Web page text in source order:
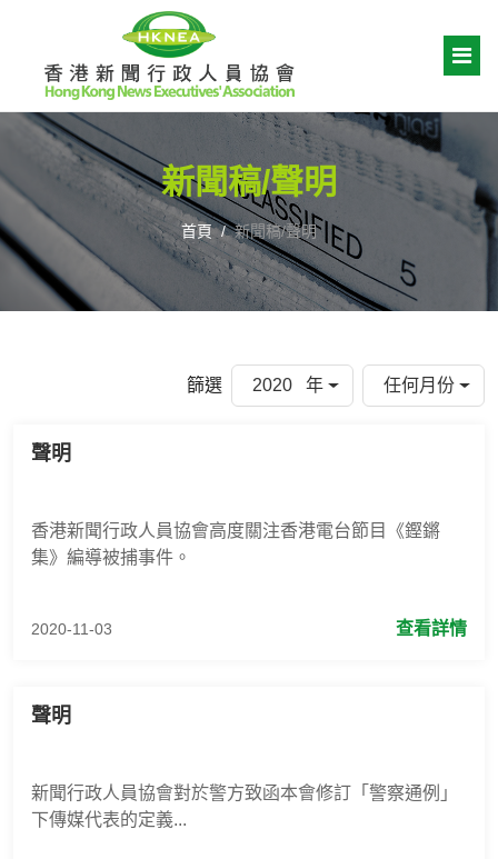
新聞稿/聲明
首頁 新聞稿/聲明
篩選 2020 年 任何月份
聲明
香港新聞行政人員協會高度關注香港電台節目《鏗鏘
集》編導被捕事件。
2020-11-03 查看詳情
聲明
新聞行政人員協會對於警方致函本會修訂「警察通例」
下傳媒代表的定義...